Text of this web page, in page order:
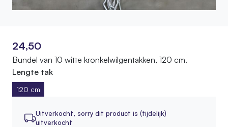
24,50
Bundel van 10 witte kronkelwilgentakken, 120 cm.
Lengte tak
120 cm
Uitverkocht, sorry dit product is (tijdelijk)
uitverkocht